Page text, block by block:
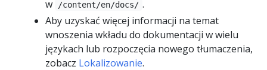
w
/content/en/docs/ .
Aby uzyskać więcej informacji na temat
wnoszenia wkładu do dokumentacji w wielu
językach lub rozpoczęcia nowego tłumaczenia,
zobacz Lokalizowanie.